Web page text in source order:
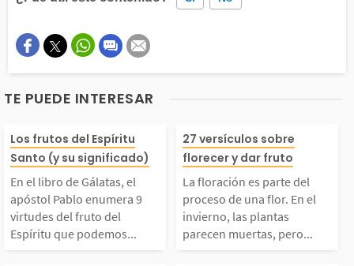
Este contenido contiene información incorrecta
TE PUEDE INTERESAR
el libro de Gálata
el apóstol Pablo en
9 virtudes del f
Los frutos del Espíritu
Santo (y su significado)
En el libro de Gálatas, el
apóstol Pablo enumera 9
virtudes del fruto del
Espíritu que podemos...
La floración
del proceso de
r. En el
27 versículos sobre
florecer y dar fruto
La floración es parte del
proceso de una flor. En el
invierno, las plantas
parecen muertas, pero...